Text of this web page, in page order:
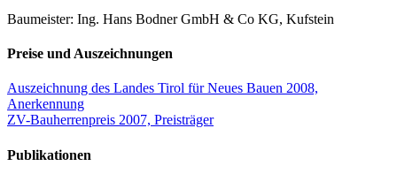
Baumeister: Ing. Hans Bodner GmbH & Co KG, Kufstein
Preise und Auszeichnungen
Auszeichnung des Landes Tirol für Neues Bauen 2008,
Anerkennung
ZV-Bauherrenpreis 2007, Preisträger
Publikationen